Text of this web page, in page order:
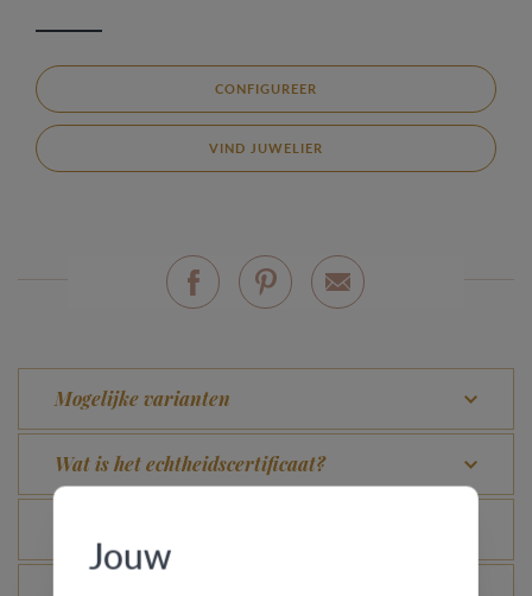
CONFIGUREER
VIND JUWELIER
Mogelijke varianten
Wat is het echtheidscertificaat?
Jouw